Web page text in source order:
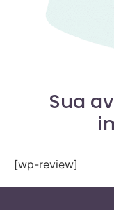
Sua
[wp-review]